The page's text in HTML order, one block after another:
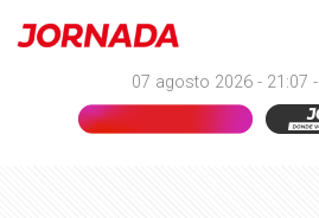
07 agosto 2026 - 21:07 -